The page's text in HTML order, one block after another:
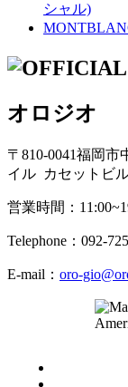
シャル)
オロジオ
〒810-0041福岡市
イル カセットビ
営業時間：
Telephone：092-
E-mail： oro-